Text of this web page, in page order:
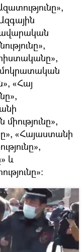
«Հայ
«Հայաստանի
և